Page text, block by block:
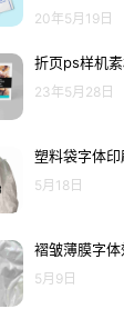
20年5月19日
折页ps样机
23年5月28日
塑料袋字体
5月18日
褶皱薄膜字
5月9日